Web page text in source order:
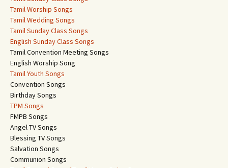
Tamil Worship Songs
Tamil Wedding Songs
Tamil Sunday Class Songs
English Sunday Class Songs
Tamil Convention Meeting Songs
English Worship Song
Tamil Youth Songs
Convention Songs
Birthday Songs
TPM Songs
FMPB Songs
Angel TV Songs
Blessing TV Songs
Salvation Songs
Communion Songs